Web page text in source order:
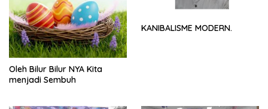
Oleh Bilur Bilur NYA Kita
menjadi Sembuh
KANIBALISME MODERN.